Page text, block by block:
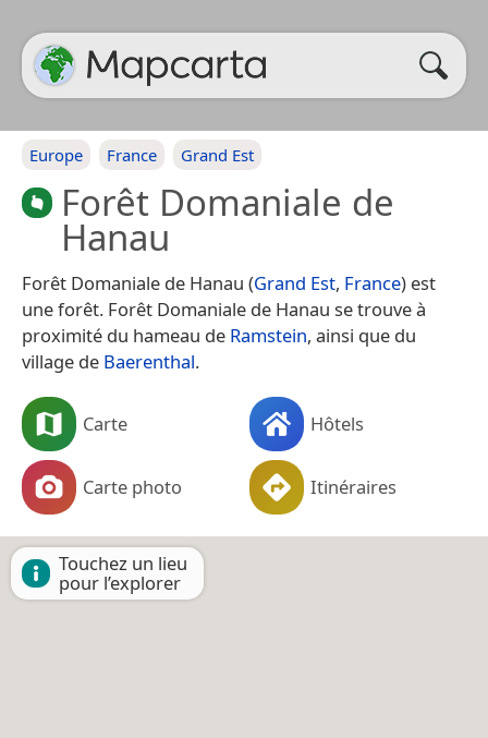
Europe France Grand Est
Forêt Domaniale de
Hanau
Forêt Domaniale de Hanau (Grand Est, France) est
une forêt. Forêt Domaniale de Hanau se trouve à
proximité du hameau de Ramstein, ainsi que du
village de Baerenthal.
Carte Hôtels
Carte photo Itinéraires
Touchez un lieu
pour l’explorer